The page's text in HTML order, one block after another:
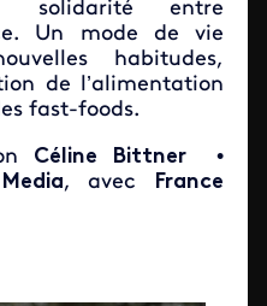
solidarité entre
Un mode de vie
habitudes,
de l’alimentation
fast-foods.
Céline Bittner
•
, avec
France